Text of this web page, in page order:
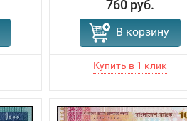
760 руб.
В корзину